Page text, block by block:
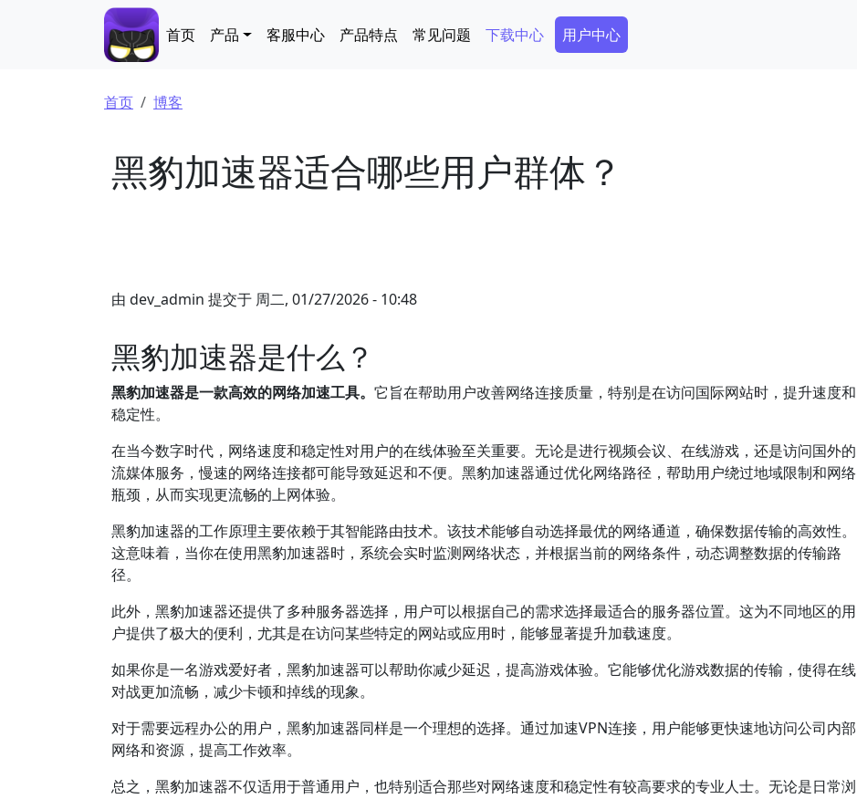
Main navigation
首页 产品 客服中心 产品特点 常见问题 下载中心 Secondary Menu
用户中心
面包屑
首页 博客
黑豹加速器适合哪些用户群体？
由 dev_admin 提交于 周二, 01/27/2026 - 10:48
黑豹加速器是什么？
黑豹加速器是一款高效的网络加速工具。 它旨在帮助用户改善网络连接质量，特别是在访问国际网站时，提升速度和
稳定性。
在当今数字时代，网络速度和稳定性对用户的在线体验至关重要。无论是进行视频会议、在线游戏，还是访问国外的
流媒体服务，慢速的网络连接都可能导致延迟和不便。黑豹加速器通过优化网络路径，帮助用户绕过地域限制和网络
瓶颈，从而实现更流畅的上网体验。
黑豹加速器的工作原理主要依赖于其智能路由技术。该技术能够自动选择最优的网络通道，确保数据传输的高效性。
这意味着，当你在使用黑豹加速器时，系统会实时监测网络状态，并根据当前的网络条件，动态调整数据的传输路
径。
此外，黑豹加速器还提供了多种服务器选择，用户可以根据自己的需求选择最适合的服务器位置。这为不同地区的用
户提供了极大的便利，尤其是在访问某些特定的网站或应用时，能够显著提升加载速度。
如果你是一名游戏爱好者，黑豹加速器可以帮助你减少延迟，提高游戏体验。它能够优化游戏数据的传输，使得在线
对战更加流畅，减少卡顿和掉线的现象。
对于需要远程办公的用户，黑豹加速器同样是一个理想的选择。通过加速VPN连接，用户能够更快速地访问公司内部
网络和资源，提高工作效率。
总之，黑豹加速器不仅适用于普通用户，也特别适合那些对网络速度和稳定性有较高要求的专业人士。无论是日常浏